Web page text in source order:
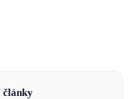
články